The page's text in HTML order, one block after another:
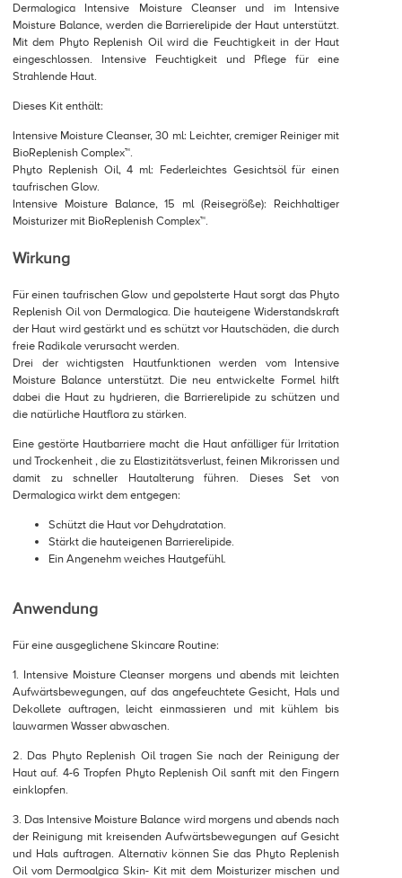
Dermalogica Intensive Moisture Cleanser und im Intensive
Moisture Balance, werden die Barrierelipide der Haut unterstützt.
Mit dem Phyto Replenish Oil wird die Feuchtigkeit in der Haut
eingeschlossen. Intensive Feuchtigkeit und Pflege für eine
Strahlende Haut.
Dieses Kit enthält:
Intensive Moisture Cleanser, 30 ml: Leichter, cremiger Reiniger mit
BioReplenish Complex™.
Phyto Replenish Oil, 4 ml: Federleichtes Gesichtsöl für einen
taufrischen Glow.
Intensive Moisture Balance, 15 ml (Reisegröße): Reichhaltiger
Moisturizer mit BioReplenish Complex™.
Wirkung
Für einen taufrischen Glow und gepolsterte Haut sorgt das Phyto
Replenish Oil von Dermalogica. Die hauteigene Widerstandskraft
der Haut wird gestärkt und es schützt vor Hautschäden, die durch
freie Radikale verursacht werden.
Drei der wichtigsten Hautfunktionen werden vom Intensive
Moisture Balance unterstützt. Die neu entwickelte Formel hilft
dabei die Haut zu hydrieren, die Barrierelipide zu schützen und
die natürliche Hautflora zu stärken.
Eine gestörte Hautbarriere macht die Haut anfälliger für Irritation
und Trockenheit , die zu Elastizitätsverlust, feinen Mikrorissen und
damit zu schneller Hautalterung führen. Dieses Set von
Dermalogica wirkt dem entgegen:
Schützt die Haut vor Dehydratation.
Stärkt die hauteigenen Barrierelipide.
Ein Angenehm weiches Hautgefühl.
Anwendung
Für eine ausgeglichene Skincare Routine:
1. Intensive Moisture Cleanser morgens und abends mit leichten
Aufwärtsbewegungen, auf das angefeuchtete Gesicht, Hals und
Dekollete auftragen, leicht einmassieren und mit kühlem bis
lauwarmen Wasser abwaschen.
2. Das Phyto Replenish Oil tragen Sie nach der Reinigung der
Haut auf. 4-6 Tropfen Phyto Replenish Oil sanft mit den Fingern
einklopfen.
3. Das Intensive Moisture Balance wird morgens und abends nach
der Reinigung mit kreisenden Aufwärtsbewegungen auf Gesicht
und Hals auftragen. Alternativ können Sie das Phyto Replenish
Oil vom Dermoalgica Skin- Kit mit dem Moisturizer mischen und